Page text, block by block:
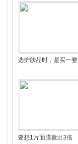
选护肤品时，是买一整
要想1片面膜敷出3倍